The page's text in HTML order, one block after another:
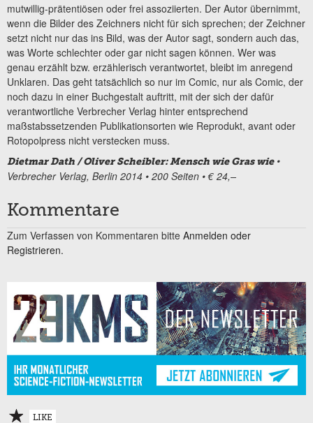
mutwillig-prätentiösen oder frei assoziierten. Der Autor übernimmt,
wenn die Bilder des Zeichners nicht für sich sprechen; der Zeichner
setzt nicht nur das ins Bild, was der Autor sagt, sondern auch das,
was Worte schlechter oder gar nicht sagen können. Wer was
genau erzählt bzw. erzählerisch verantwortet, bleibt im anregend
Unklaren. Das geht tatsächlich so nur im Comic, nur als Comic, der
noch dazu in einer Buchgestalt auftritt, mit der sich der dafür
verantwortliche Verbrecher Verlag hinter entsprechend
maßstabssetzenden Publikationsorten wie Reprodukt, avant oder
Rotopolpress nicht verstecken muss.
Dietmar Dath / Oliver Scheibler: Mensch wie Gras wie•
Verbrecher Verlag, Berlin 2014 • 200 Seiten • € 24,–
Kommentare
Zum Verfassen von Kommentaren bitte Anmelden oder
Registrieren.
LIKE